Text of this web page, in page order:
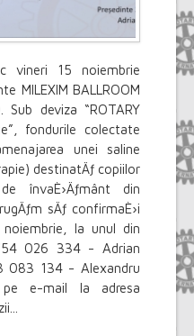
vineri 15 noiembrie
MILEXIM BALLROOM
deviza “ROTARY
fondurile colectate
unei saline
destinatÄƒ copiilor
învaÈ›Äƒmânt din
sÄƒ confirmaÈ›i
noiembrie, la unul din
026 334 - Adrian
083 134 - Alexandru
e-mail la adresa